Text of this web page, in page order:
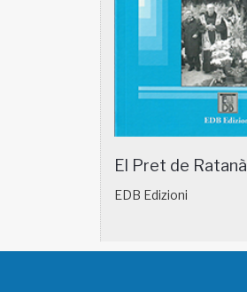
El Pret de Ratanà
EDB Edizioni